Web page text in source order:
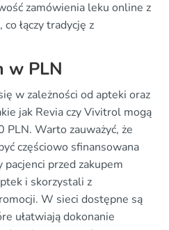
zamówienia leku online z
łączy tradycję z
w PLN
w zależności od apteki oraz
jak Revia czy Vivitrol mogą
Warto zauważyć, że
częściowo sfinansowana
pacjenci przed zakupem
i skorzystali z
W sieci dostępne są
ułatwiają dokonanie